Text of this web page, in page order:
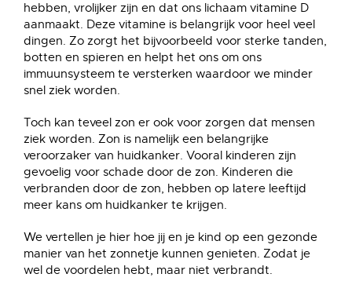
hebben, vrolijker zijn en dat ons lichaam vitamine D
aanmaakt. Deze vitamine is belangrijk voor heel veel
dingen. Zo zorgt het bijvoorbeeld voor sterke tanden,
botten en spieren en helpt het ons om ons
immuunsysteem te versterken waardoor we minder
snel ziek worden.
Toch kan teveel zon er ook voor zorgen dat mensen
ziek worden. Zon is namelijk een belangrijke
veroorzaker van huidkanker. Vooral kinderen zijn
gevoelig voor schade door de zon. Kinderen die
verbranden door de zon, hebben op latere leeftijd
meer kans om huidkanker te krijgen.
We vertellen je hier hoe jij en je kind op een gezonde
manier van het zonnetje kunnen genieten. Zodat je
wel de voordelen hebt, maar niet verbrandt.